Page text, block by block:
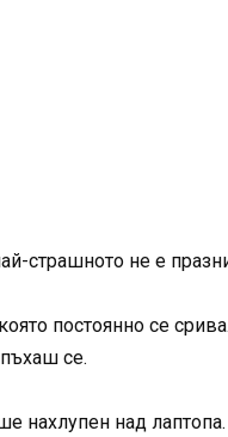
страшното не е
постоянно се
се.
нахлупен над лаптопа.